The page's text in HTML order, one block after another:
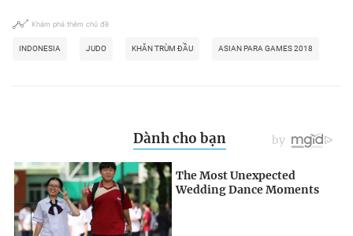
Khám phá thêm chủ đề
INDONESIA JUDO KHĂN TRÙM ĐẦU ASIAN PARA GAMES 2018